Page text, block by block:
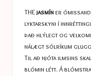
THEjasmíner
lyktarskyni í
það hlýlegt og
nálægt sólríkum
Til að njóta ilmsins
blómin létt. Á